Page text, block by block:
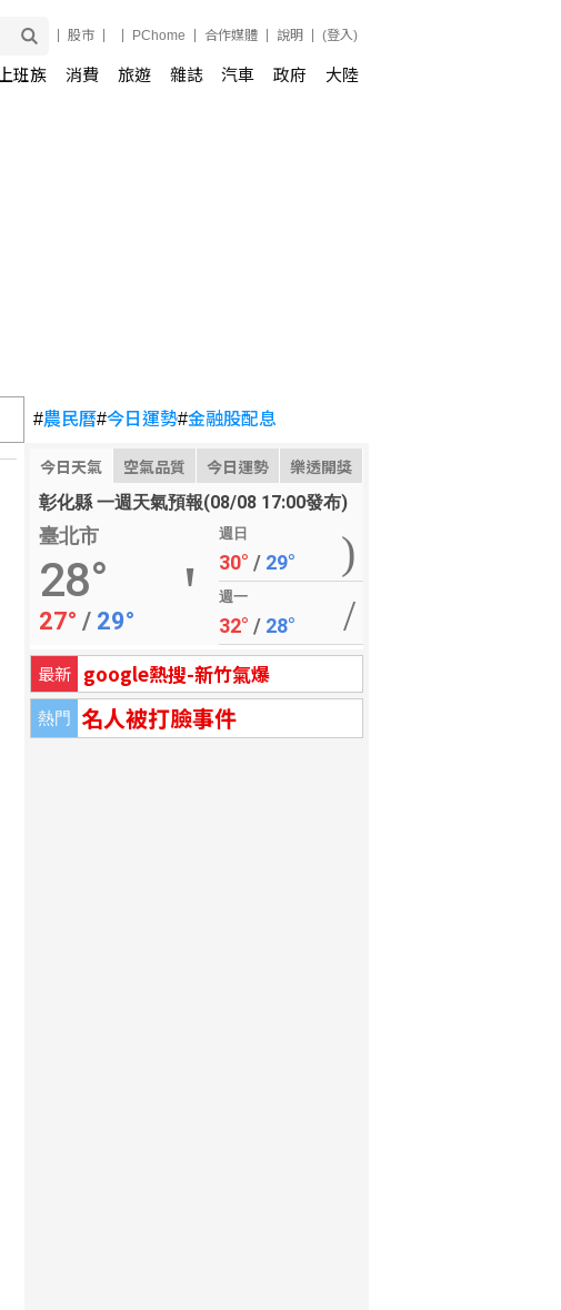
股市 PChome 合作媒體 說明 (登入)
上班族 消費 旅遊 雜誌 汽車 政府 大陸
#農民曆#今日運勢#金融股配息
今日天氣 空氣品質 今日運勢 樂透開獎
彰化縣 一週天氣預報(08/08 17:00發布)
臺北市
28°
27° / 29°
週日
30° / 29°
週一
32° / 28°
最新 google熱搜-新竹氣爆
熱門 名人被打臉事件